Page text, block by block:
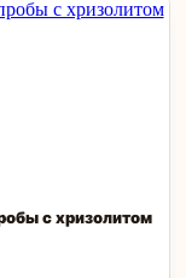
с хризолитом